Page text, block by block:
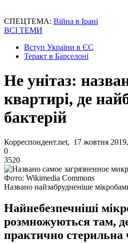
СПЕЦТЕМА: Війна в Ірані
ВСІ ТЕМИ
Вступ України в ЄС
Теракт в Барселоні
Не унітаз:
квартирі, де
бактерій
Корреспондент.net, 17 жовтня
0
3520
Фото: Wikimedia Commons
Названо найзабрудненіше
Найнебезпечніші
розмножуються там,
практично стерильна